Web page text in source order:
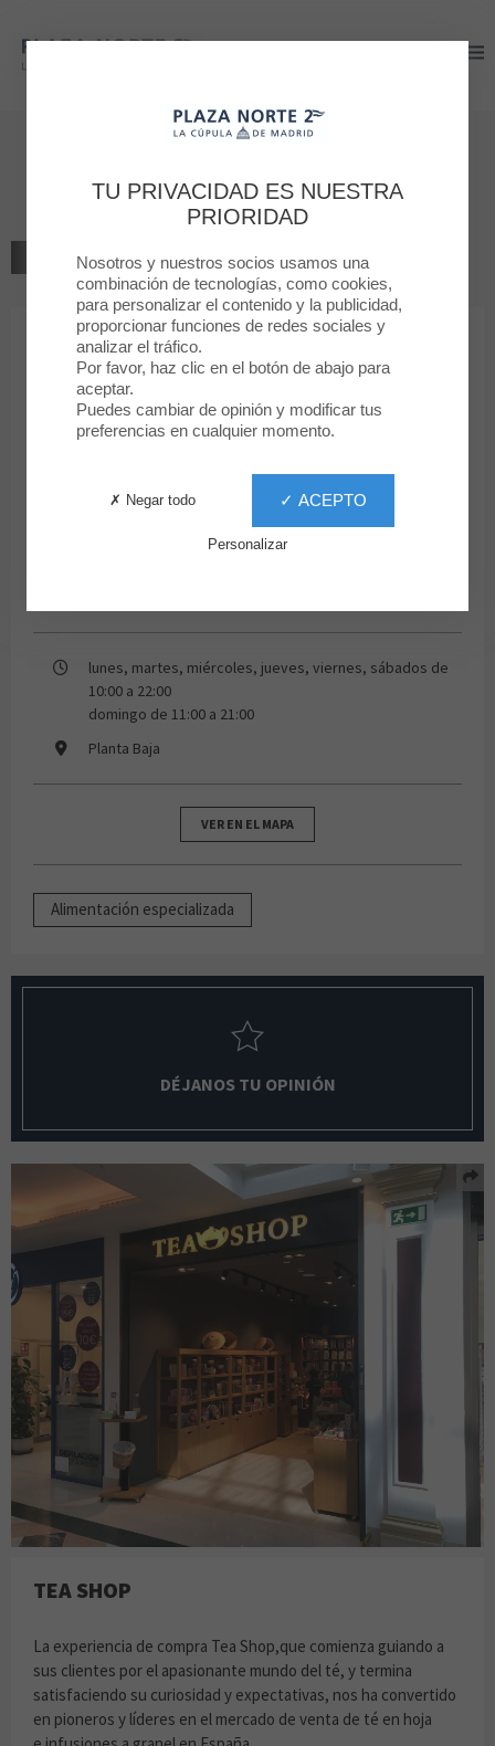
Tea Shop
VOLVER AL LISTADO
TIENDA ESPECIALIZADA
Tea Shop
lunes, martes, miércoles, jueves, viernes, sábados de
10:00 a 22:00
domingo de 11:00 a 21:00
Planta Baja
VER EN EL MAPA
Alimentación especializada
DÉJANOS TU OPINIÓN
TEA SHOP
La experiencia de compra Tea Shop,que comienza guiando a
sus clientes por el apasionante mundo del té, y termina
satisfaciendo su curiosidad y expectativas, nos ha convertido
en pioneros y líderes en el mercado de venta de té en hoja
TU PRIVACIDAD ES NUESTRA
PRIORIDAD
Nosotros y nuestros socios usamos una
combinación de tecnologías, como cookies,
para personalizar el contenido y la publicidad,
proporcionar funciones de redes sociales y
analizar el tráfico.
Por favor, haz clic en el botón de abajo para
aceptar.
Puedes cambiar de opinión y modificar tus
preferencias en cualquier momento.
✓ ACEPTO
✗ Negar todo
Personalizar